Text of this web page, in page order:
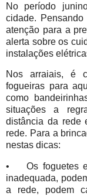
No período
cidade.
atenção para a
alerta sobre os
instalações
Nos arraiais, é
fogueiras para
como
situações a
distância da rede
rede. Para a
nestas dicas:
•
Os foguetes
inadequada,
a rede, podem